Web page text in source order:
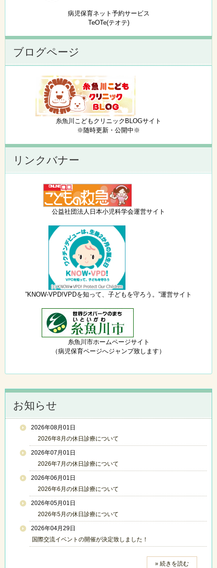
病児保育ネット予約サービス
TeOTe(テオテ)
ブログページ
糸魚川こどもクリニックBLOGサイト
※随時更新・公開中※
リンクバナー
公益社団法人日本小児科学会運営サイト
”KNOW-VPD!VPDを知って、子どもを守ろう。”運営サイト
糸魚川市ホームページサイト
（病児保育ページへジャンプ致します）
お知らせ
2026年08月01日
2026年8月の休日診療について
2026年07月01日
2026年7月の休日診療について
2026年06月01日
2026年6月の休日診療について
2026年05月01日
2026年5月の休日診療について
2026年04月29日
国際交流イベントの開催が決定致しました！
» 続きを読む